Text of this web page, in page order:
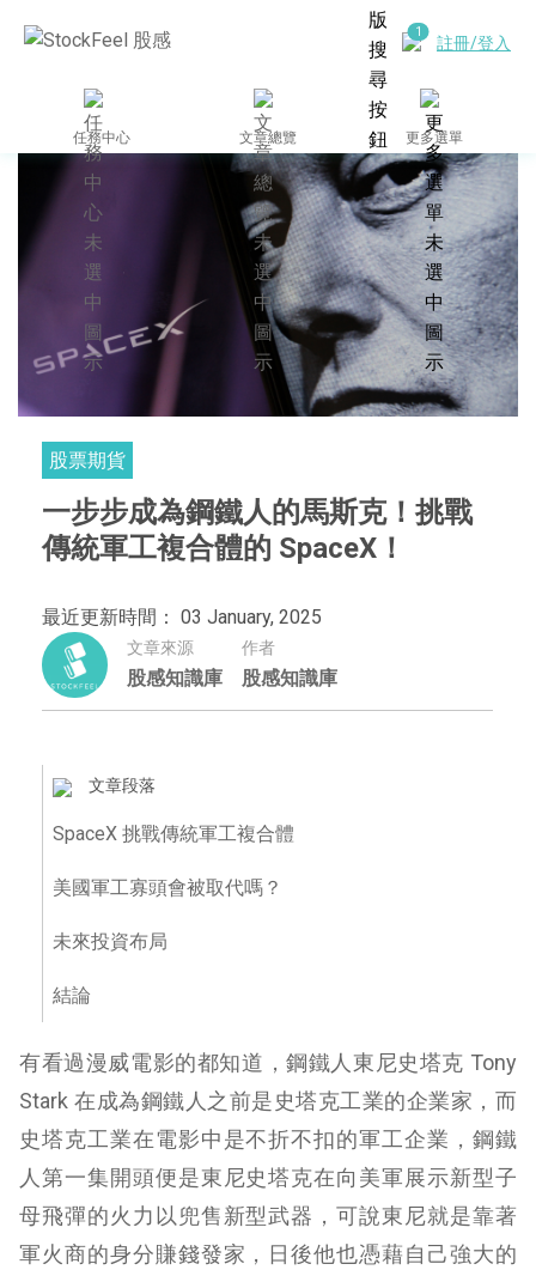
註冊/登入
任務中心 文章總覽 更多選單
股票期貨
一步步成為鋼鐵人的馬斯克！挑戰
傳統軍工複合體的 SpaceX！
最近更新時間： 03 January, 2025
文章來源
股感知識庫
作者
股感知識庫
文章段落
SpaceX 挑戰傳統軍工複合體
美國軍工寡頭會被取代嗎？
未來投資布局
結論
有看過漫威電影的都知道，鋼鐵人東尼史塔克 Tony
Stark 在成為鋼鐵人之前是史塔克工業的企業家，而
史塔克工業在電影中是不折不扣的軍工企業，鋼鐵
人第一集開頭便是東尼史塔克在向美軍展示新型子
母飛彈的火力以兜售新型武器，可說東尼就是靠著
軍火商的身分賺錢發家，日後他也憑藉自己強大的